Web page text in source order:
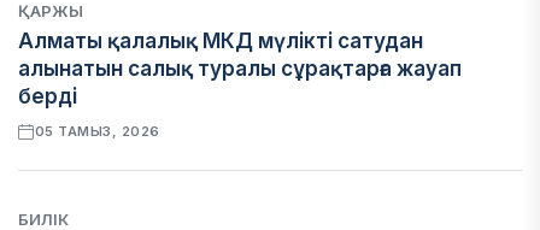
ҚАРЖЫ
Алматы қалалық МКД мүлікті сатудан
алынатын салық туралы сұрақтарға жауап
берді
05 ТАМЫЗ, 2026
БИЛІК